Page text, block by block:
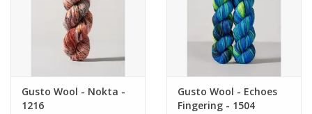
Gusto Wool - Nokta -
1216
Gusto Wool - Echoes
Fingering - 1504